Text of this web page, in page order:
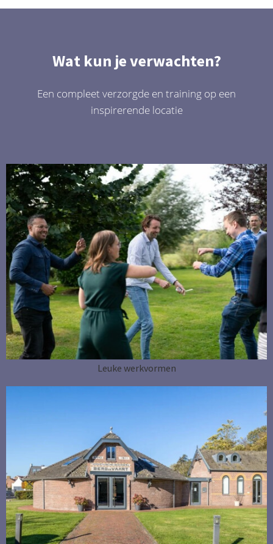
Wat kun je verwachten?
Een compleet verzorgde en training op een
inspirerende locatie
Leuke werkvormen